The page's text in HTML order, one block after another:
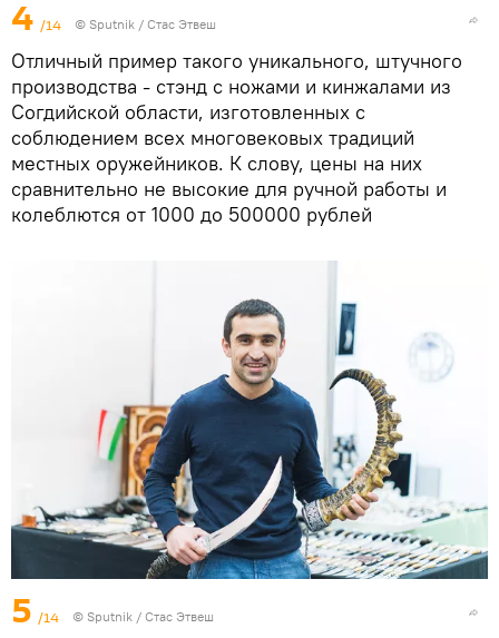
4 /14 © Sputnik / Стас Этвеш
Отличный пример такого уникального, штучного
производства - стэнд с ножами и кинжалами из
Согдийской области, изготовленных с
соблюдением всех многовековых традиций
местных оружейников. К слову, цены на них
сравнительно не высокие для ручной работы и
колеблются от 1000 до 500000 рублей
5 /14 © Sputnik / Стас Этвеш